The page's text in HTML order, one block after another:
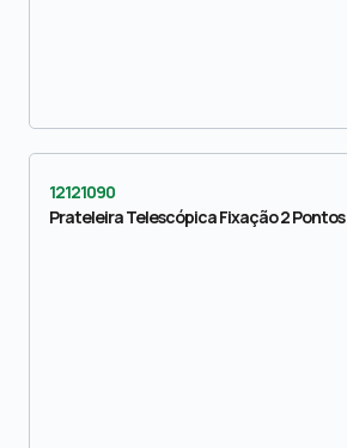
12121090
Prateleira Telescópica Fixação 2 Pontos